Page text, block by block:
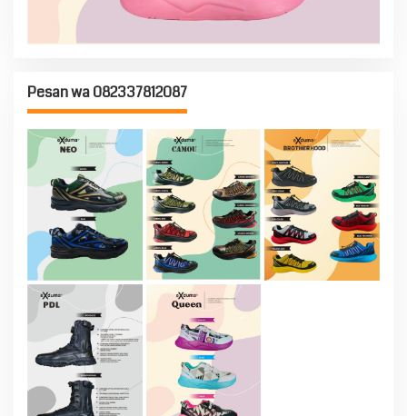
Pesan wa 082337812087